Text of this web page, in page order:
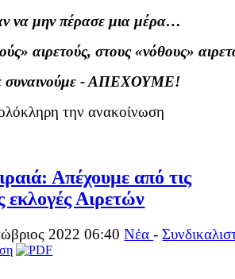
να μην πέρασε μια μέρα…
αιρετούς, στους «νόθους»
συναινούμε - ΑΠΕΧΟΥΜΕ!
την ανακοίνωση
Απέχουμε από τις
εκλογές Αιρετών
2022 06:40Νέα-